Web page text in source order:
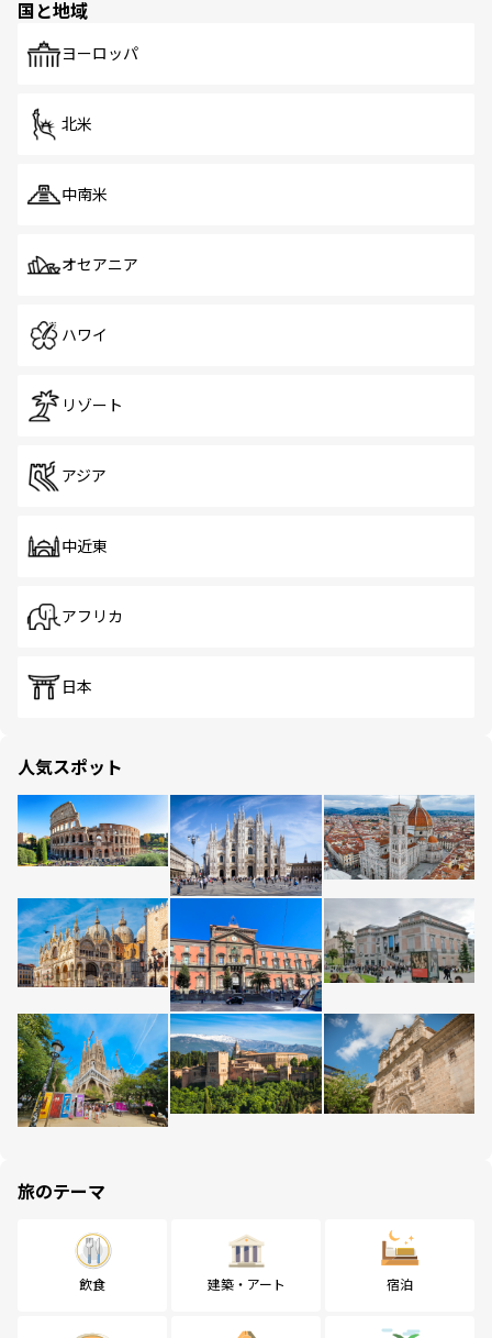
で、ホーカーズは地元の風情を楽しめる外せないスポット
国と地域
ヨーロッパ
北米
中南米
オセアニア
ハワイ
リゾート
アジア
中近東
アフリカ
日本
人気スポット
旅のテーマ
飲食 建築・アート 宿泊